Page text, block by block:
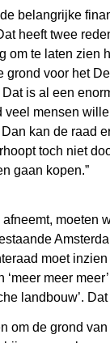
belangrijke
heeft twee
te laten zien
voor het
is al een
mensen
kan de raad
toch niet
gaan kopen.”
moeten
moet
meer
landbouw’.
de grond